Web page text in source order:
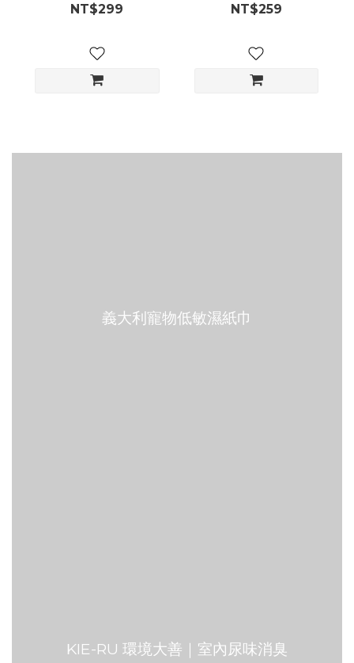
NT$299 NT$259
義大利寵物低敏濕紙巾
KIE-RU 環境大善｜室內尿味消臭